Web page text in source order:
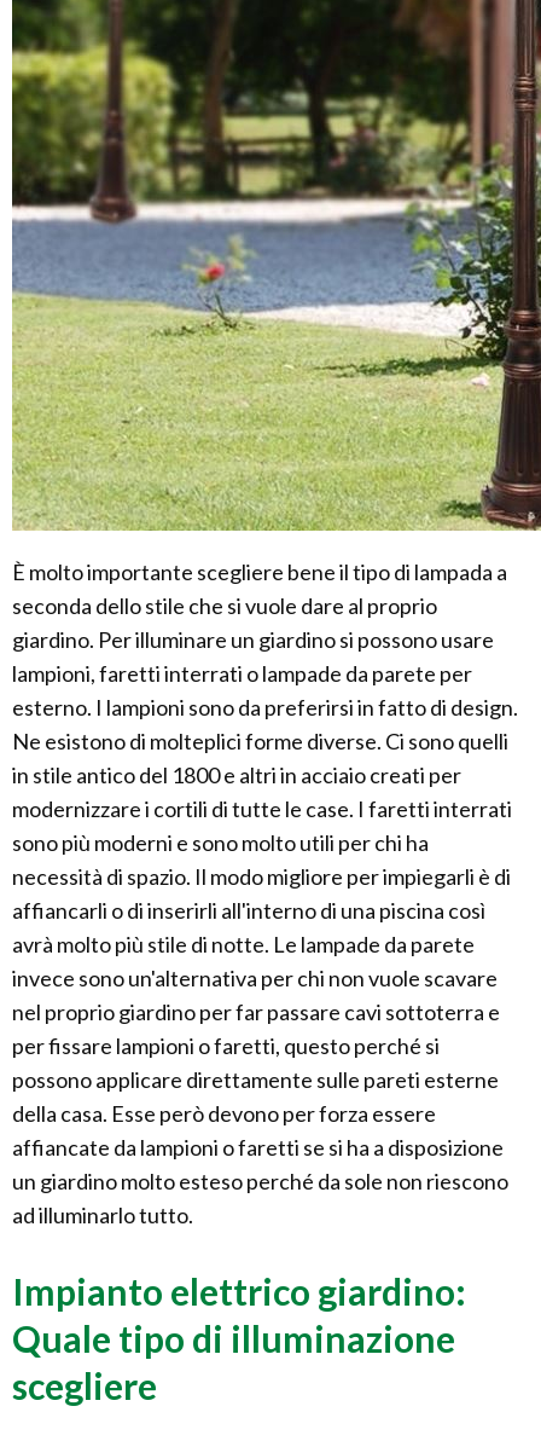
È molto importante scegliere bene il tipo di lampada a
seconda dello stile che si vuole dare al proprio
giardino. Per illuminare un giardino si possono usare
lampioni, faretti interrati o lampade da parete per
esterno. I lampioni sono da preferirsi in fatto di design.
Ne esistono di molteplici forme diverse. Ci sono quelli
in stile antico del 1800 e altri in acciaio creati per
modernizzare i cortili di tutte le case. I faretti interrati
sono più moderni e sono molto utili per chi ha
necessità di spazio. Il modo migliore per impiegarli è di
affiancarli o di inserirli all'interno di una piscina così
avrà molto più stile di notte. Le lampade da parete
invece sono un'alternativa per chi non vuole scavare
nel proprio giardino per far passare cavi sottoterra e
per fissare lampioni o faretti, questo perché si
possono applicare direttamente sulle pareti esterne
della casa. Esse però devono per forza essere
affiancate da lampioni o faretti se si ha a disposizione
un giardino molto esteso perché da sole non riescono
ad illuminarlo tutto.
Impianto elettrico giardino:
Quale tipo di illuminazione
scegliere